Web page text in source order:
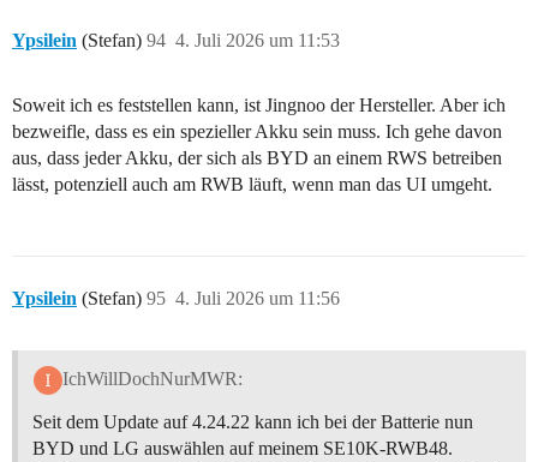
Ypsilein (Stefan) 4. Juli 2026 um 11:53
94
Soweit ich es feststellen kann, ist Jingnoo der Hersteller. Aber ich
bezweifle, dass es ein spezieller Akku sein muss. Ich gehe davon
aus, dass jeder Akku, der sich als BYD an einem RWS betreiben
lässt, potenziell auch am RWB läuft, wenn man das UI umgeht.
Ypsilein (Stefan) 4. Juli 2026 um 11:56
95
IchWillDochNurMWR:
Seit dem Update auf 4.24.22 kann ich bei der Batterie nun
BYD und LG auswählen auf meinem SE10K-RWB48.